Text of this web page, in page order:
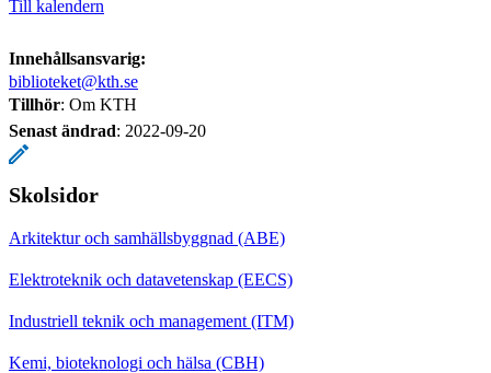
Till kalendern
Innehållsansvarig:
biblioteket@kth.se
Tillhör: Om KTH
Senast ändrad: 2022-09-20
Skolsidor
Arkitektur och samhällsbyggnad (ABE)
Elektroteknik och datavetenskap (EECS)
Industriell teknik och management (ITM)
Kemi, bioteknologi och hälsa (CBH)